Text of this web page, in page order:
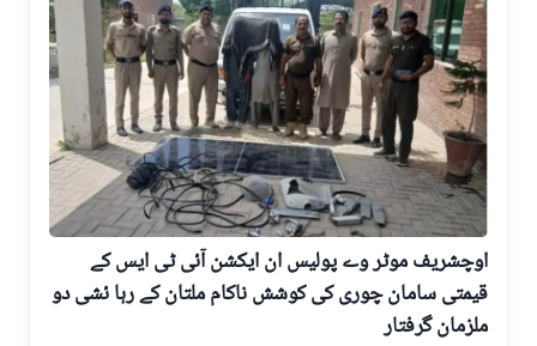
اوچشریف موٹر وے پولیس ان ایکشن آئی ٹی ایس کے
قیمتی سامان چوری کی کوشش ناکام ملتان کے رہا ئشی دو
ملزمان گرفتار